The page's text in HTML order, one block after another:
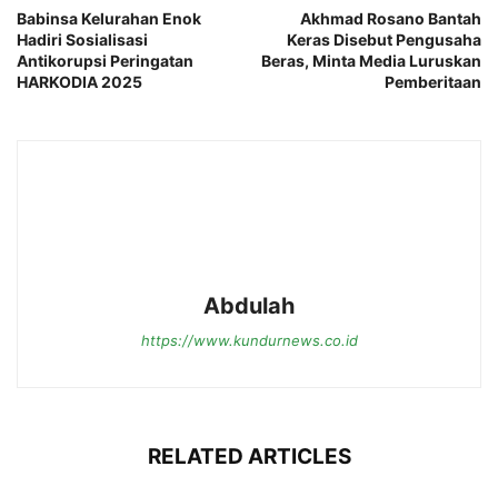
Babinsa Kelurahan Enok
Hadiri Sosialisasi
Antikorupsi Peringatan
HARKODIA 2025
Akhmad Rosano Bantah
Keras Disebut Pengusaha
Beras, Minta Media Luruskan
Pemberitaan
Abdulah
https://www.kundurnews.co.id
RELATED ARTICLES